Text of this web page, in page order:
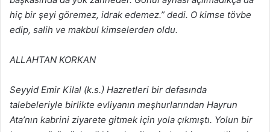
hiç bir şeyi göremez, idrak edemez.” dedi. O kimse tövbe
edip, salih ve makbul kimselerden oldu.
ALLAHTAN KORKAN
Seyyid Emir Kilal (k.s.) Hazretleri bir defasında
talebeleriyle birlikte evliyanın meşhurlarından Hayrun
Ata’nın kabrini ziyarete gitmek için yola çıkmıştı. Yolun bir